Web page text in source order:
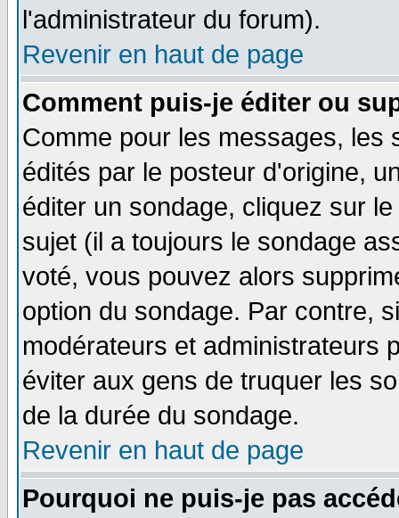
l'administrateur du forum).
Revenir en haut de page
Comment puis-je éditer ou
Comme pour les messages, les
édités par le posteur d'origine,
éditer un sondage, cliquez sur
sujet (il a toujours le sondage
voté, vous pouvez alors
option du sondage. Par contre,
modérateurs et administrateurs
éviter aux gens de truquer les
de la durée du sondage.
Revenir en haut de page
Pourquoi ne puis-je pas